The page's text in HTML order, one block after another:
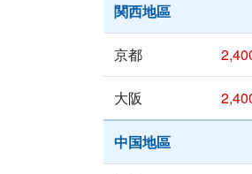
関西地區
京都
大阪
中国地區